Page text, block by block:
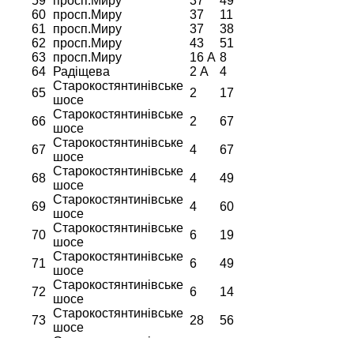
60 просп.Миру 37
11
61
просп.Миру 37
38
62
просп.Миру 43
51
63 просп.Миру 16 А 8
64
Радіщева 2 А
4
65
Старокостянтинівське
шосе
2 17
66
Старокостянтинівське
шосе
2 67
67
Старокостянтинівське
шосе
4 67
68
Старокостянтинівське
шосе
4 49
69
Старокостянтинівське
шосе
4 60
70
Старокостянтинівське
шосе
6 19
71
Старокостянтинівське
шосе
6 49
72
Старокостянтинівське
шосе
6 14
73
Старокостянтинівське
шосе
28 56